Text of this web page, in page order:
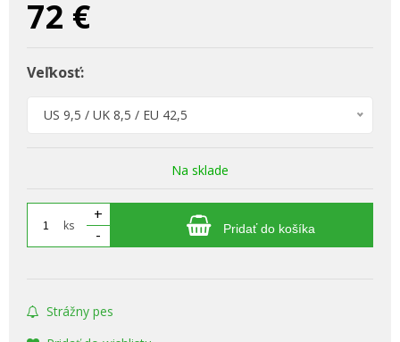
72 €
Veľkosť:
US 9,5 / UK 8,5 / EU 42,5
Na sklade
ks
+
-
Pridať do košíka
Strážny pes